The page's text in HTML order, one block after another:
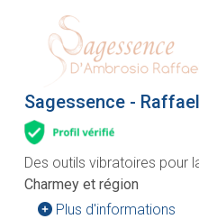
Sagessence -
Des outils vibratoires pour
Charmey et région
Plus d'informations